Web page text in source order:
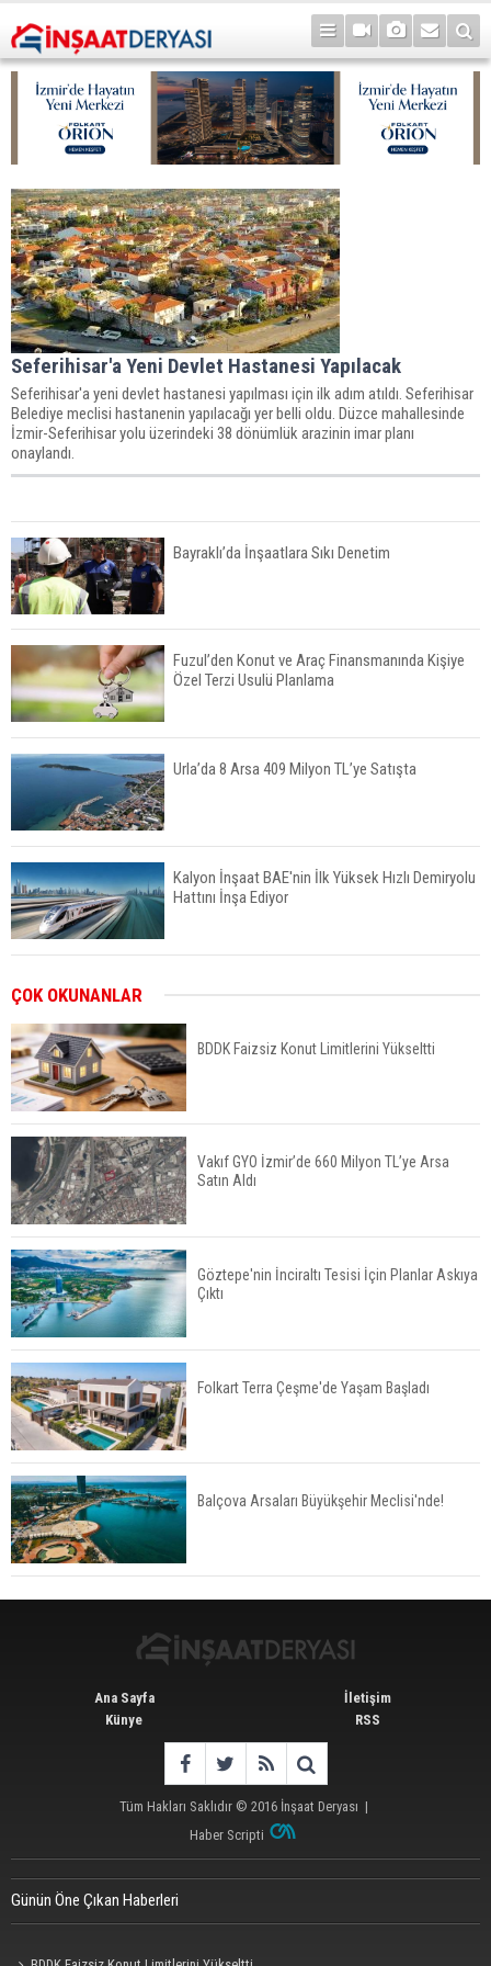
Seferihisar'a Yeni Devlet Hastanesi Yapılacak
Seferihisar'a yeni devlet hastanesi yapılması için ilk adım atıldı. Seferihisar
Belediye meclisi hastanenin yapılacağı yer belli oldu. Düzce mahallesinde
İzmir-Seferihisar yolu üzerindeki 38 dönümlük arazinin imar planı
onaylandı.
Bayraklı’da İnşaatlara Sıkı Denetim
Fuzul’den Konut ve Araç Finansmanında Kişiye
Özel Terzi Usulü Planlama
Urla’da 8 Arsa 409 Milyon TL’ye Satışta
Kalyon İnşaat BAE'nin İlk Yüksek Hızlı Demiryolu
Hattını İnşa Ediyor
TOKİ 51 İlde 540 Konut ve İş Yerini Satışa
Sunuyor
Yatırımcıların Bina Tercihi Değişiyor: Dijital Altyapı
Öne Çıkıyor
TOKİ'nin Kiralık Sosyal Konut Modeli Kiraları
Düşürür Mü?
İkinci El Konut Fiyatları İspanya'da Bir Yılda
Yüzde 16,2 Arttı
Konut Satışları Güçlü Seyrini Korudu Yabancıya
ÇOK OKUNANLAR
BDDK Faizsiz Konut Limitlerini Yükseltti
Vakıf GYO İzmir’de 660 Milyon TL’ye Arsa
Satın Aldı
Göztepe'nin İnciraltı Tesisi İçin Planlar Askıya
Çıktı
Folkart Terra Çeşme'de Yaşam Başladı
Balçova Arsaları Büyükşehir Meclisi'nde!
Ana Sayfa
Künye
İletişim
RSS
Tüm Hakları Saklıdır © 2016 İnşaat Deryası |
Haber Scripti
Günün Öne Çıkan Haberleri